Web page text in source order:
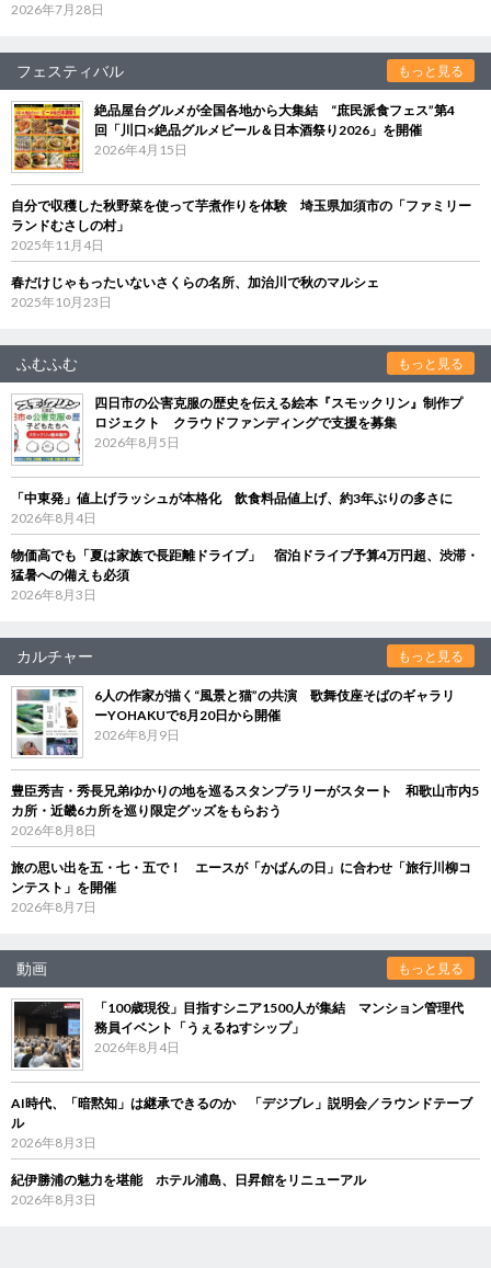
2026年7月28日
フェスティバル もっと見る
絶品屋台グルメが全国各地から大集結 “庶民派食フェス”第4
回「川口×絶品グルメビール＆日本酒祭り2026」を開催
2026年4月15日
自分で収穫した秋野菜を使って芋煮作りを体験 埼玉県加須市の「ファミリー
ランドむさしの村」
2025年11月4日
春だけじゃもったいないさくらの名所、加治川で秋のマルシェ
2025年10月23日
ふむふむ もっと見る
四日市の公害克服の歴史を伝える絵本『スモックリン』制作プ
ロジェクト クラウドファンディングで支援を募集
2026年8月5日
「中東発」値上げラッシュが本格化 飲食料品値上げ、約3年ぶりの多さに
2026年8月4日
物価高でも「夏は家族で長距離ドライブ」 宿泊ドライブ予算4万円超、渋滞・
猛暑への備えも必須
2026年8月3日
カルチャー もっと見る
6人の作家が描く“風景と猫”の共演 歌舞伎座そばのギャラリ
ーYOHAKUで8月20日から開催
2026年8月9日
豊臣秀吉・秀長兄弟ゆかりの地を巡るスタンプラリーがスタート 和歌山市内5
カ所・近畿6カ所を巡り限定グッズをもらおう
2026年8月8日
旅の思い出を五・七・五で！ エースが「かばんの日」に合わせ「旅行川柳コ
ンテスト」を開催
2026年8月7日
動画 もっと見る
「100歳現役」目指すシニア1500人が集結 マンション管理代
務員イベント「うぇるねすシップ」
2026年8月4日
AI時代、「暗黙知」は継承できるのか 「デジブレ」説明会／ラウンドテーブ
ル
2026年8月3日
紀伊勝浦の魅力を堪能 ホテル浦島、日昇館をリニューアル
2026年8月3日